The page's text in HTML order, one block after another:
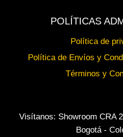
POLÍTICAS
Política de
Política de Envíos y
Términos y
Visítanos: Showroom CRA
Bogotá -